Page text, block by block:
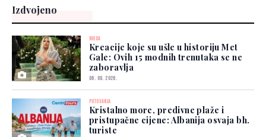
Izdvojeno
MODA
Kreacije koje su ušle u historiju Met
Gale: Ovih 15 modnih trenutaka se ne
zaboravlja
06. 08. 2026.
PUTOVANJA
Kristalno more, predivne plaže i
pristupačne cijene: Albanija osvaja bh.
turiste